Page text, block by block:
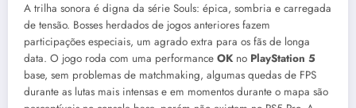
A trilha sonora é digna da série Souls: épica, sombria e carregada
de tensão. Bosses herdados de jogos anteriores fazem
participações especiais, um agrado extra para os fãs de longa
data. O jogo roda com uma performance OK no PlayStation 5
base, sem problemas de matchmaking, algumas quedas de FPS
durante as lutas mais intensas e em momentos durante o mapa são